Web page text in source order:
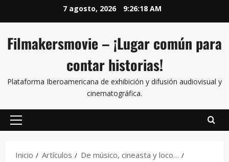
7 agosto, 2026 9:26:18 AM
Filmakersmovie – ¡Lugar común para
contar historias!
Plataforma Iberoamericana de exhibición y difusión audiovisual y
cinematográfica.
Inicio Artículos
De músico, cineasta y loco…